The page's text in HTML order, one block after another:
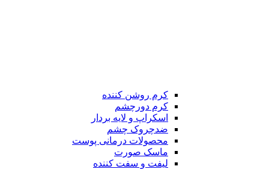
کرم روشن کننده
کرم دورچشم
اسکراپ و لایه بردار
ضدچروک چشم
محصولات درمانی پوست
ماسک صورت
لیفت و سفت کننده